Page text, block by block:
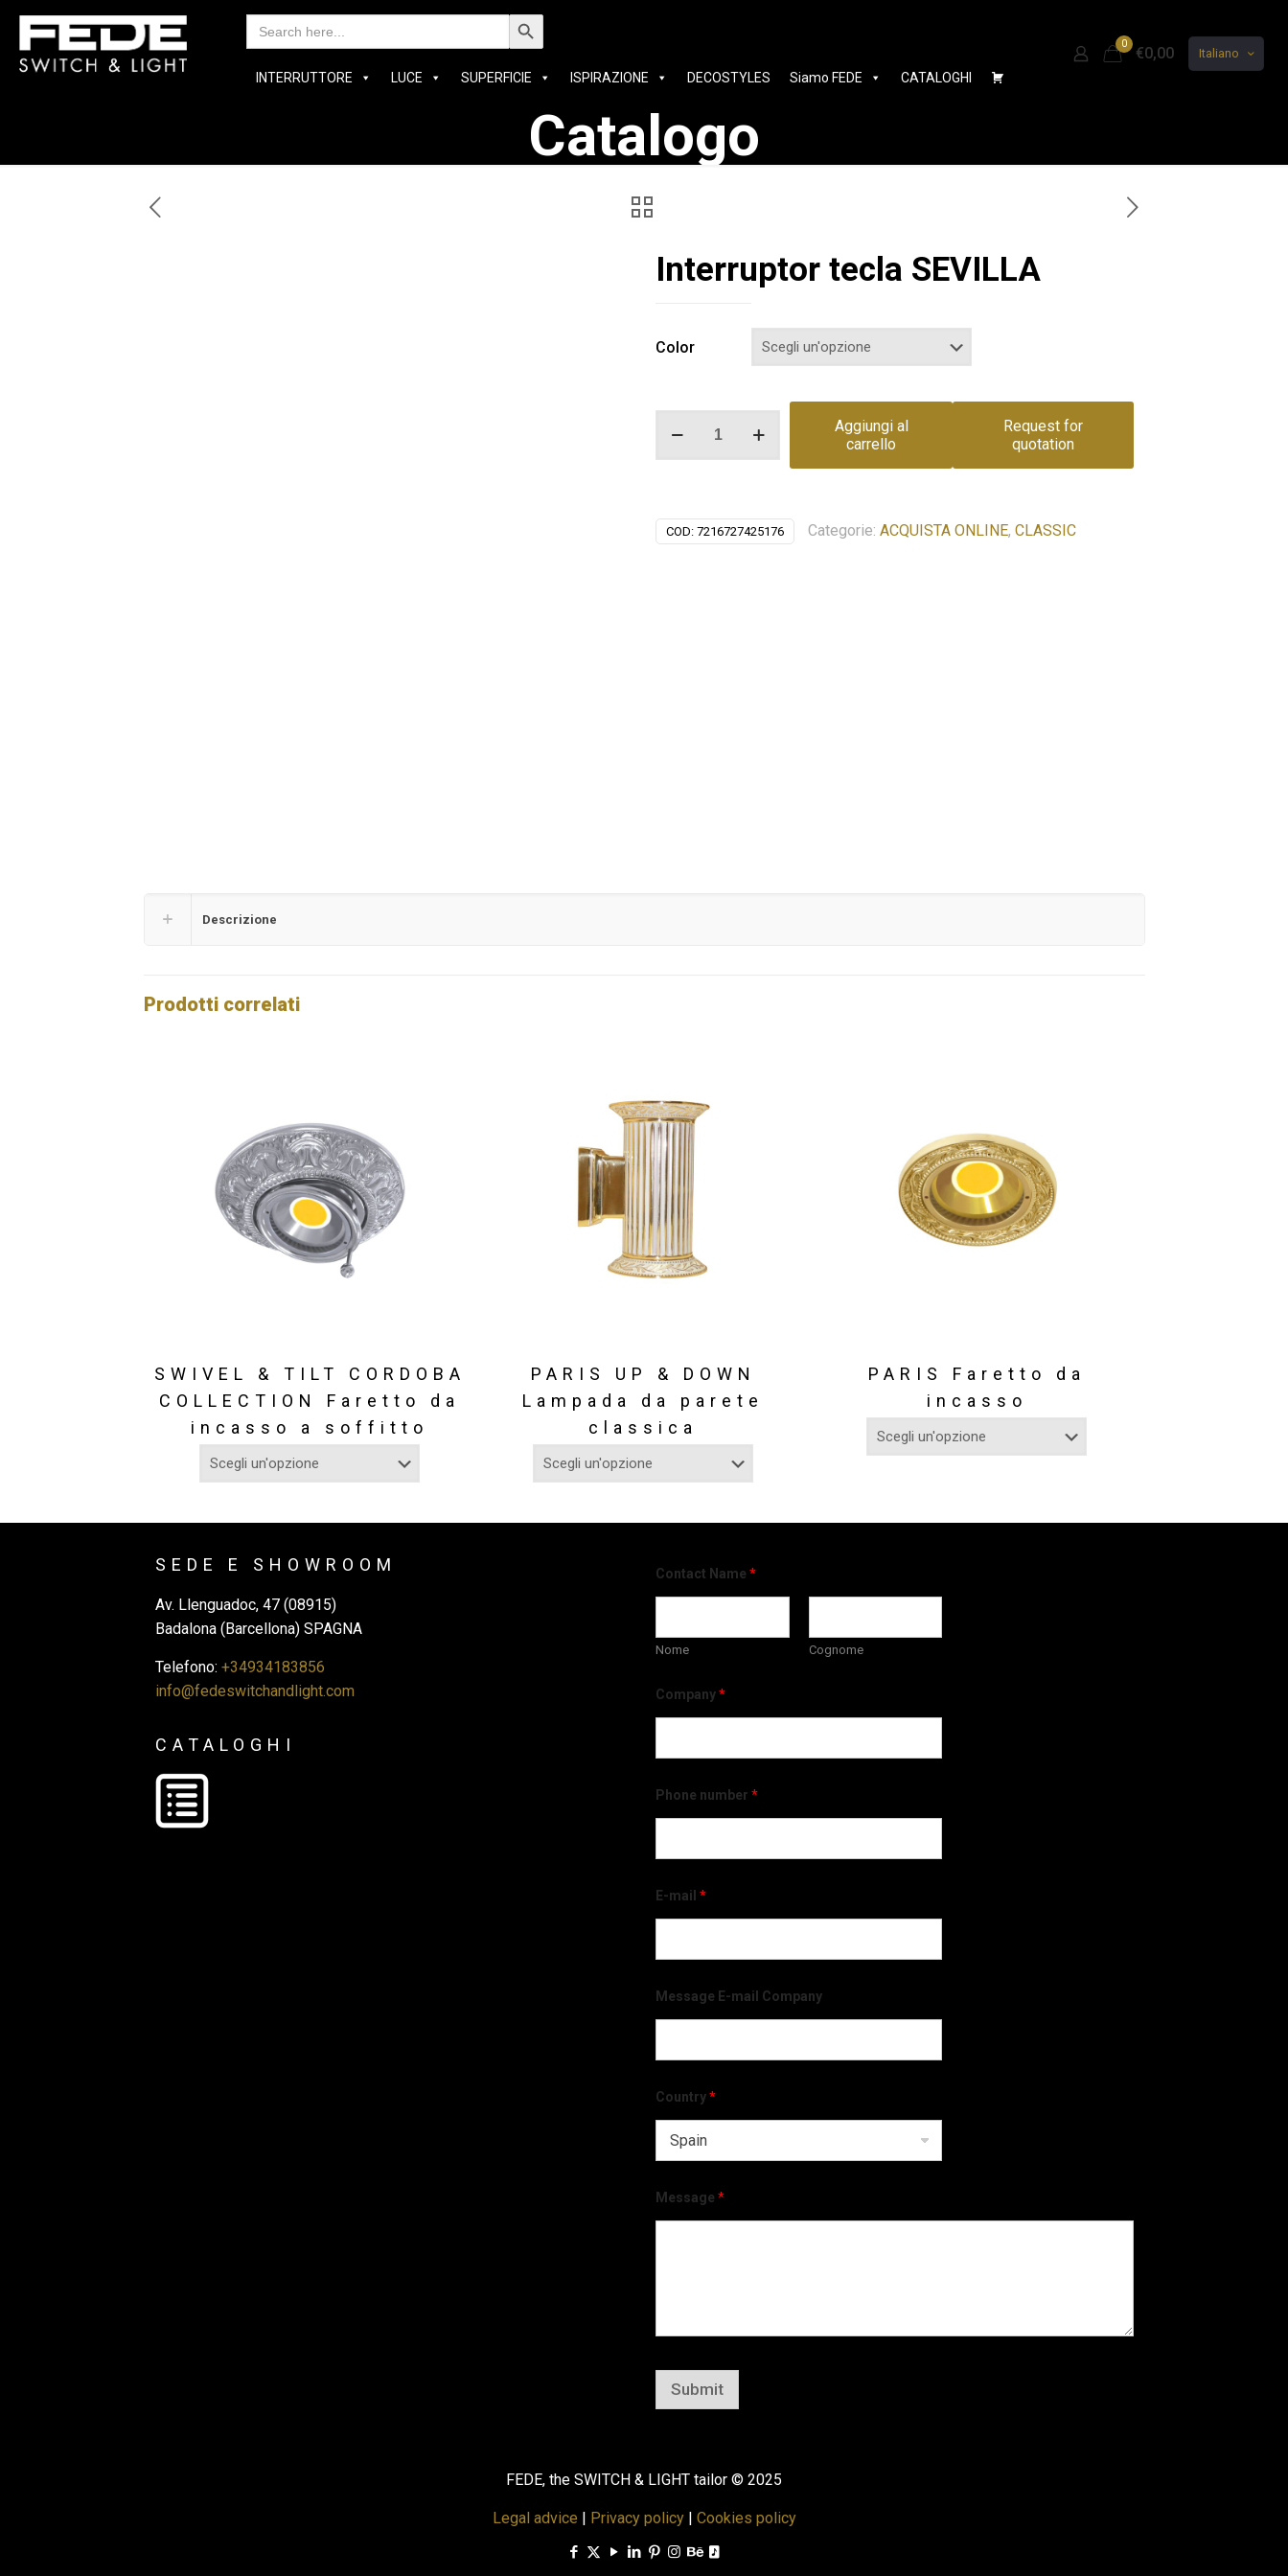
Search
Search Button
INTERRUTTORE LUCE SUPERFICIE ISPIRAZIONE DECOSTYLES Siamo FEDE CATALOGHI
0
€0,00 Italiano
Catalogo
Interruptor tecla SEVILLA
Color
Aggiungi al
carrello
Request for
quotation
COD: 7216727425176 Categorie: ACQUISTA ONLINE, CLASSIC
Descrizione
Prodotti correlati
SWIVEL & TILT CORDOBA
COLLECTION Faretto da
incasso a soffitto
PARIS UP & DOWN
Lampada da parete
classica
PARIS Faretto da
incasso
SEDE E SHOWROOM
Av. Llenguadoc, 47 (08915)
Badalona (Barcellona) SPAGNA
Telefono: +34934183856
info@fedeswitchandlight.com
CATALOGHI
Contact Name *
Nome Cognome
Company*
Phone number *
E-mail *
Message E-mail Company
Country*
Message *
Submit
FEDE, the SWITCH & LIGHT tailor © 2025
Legal advice | Privacy policy| Cookies policy